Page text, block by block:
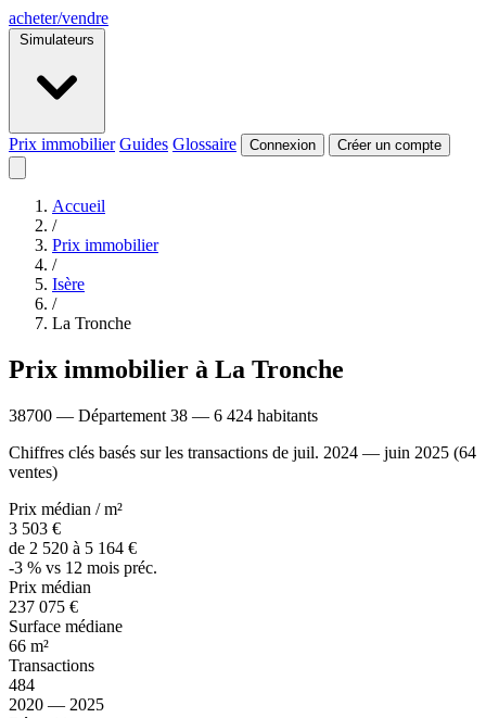
acheter/vendre
Simulateurs
Prix immobilier Guides Glossaire Connexion Créer un compte
Accueil
/
Prix immobilier
/
Isère
/
La Tronche
Prix immobilier à La Tronche
38700 — Département 38 — 6 424 habitants
Chiffres clés basés sur les transactions de juil. 2024 — juin 2025 (64
ventes)
Prix médian / m²
3 503 €
de 2 520 à 5 164 €
-3 % vs 12 mois préc.
Prix médian
237 075 €
Surface médiane
66 m²
Transactions
484
2020 — 2025